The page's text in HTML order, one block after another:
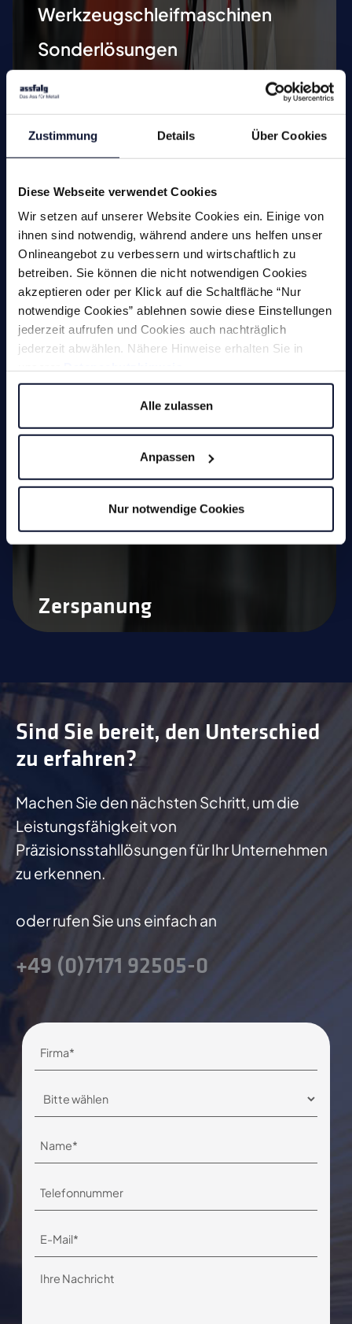
Zustimmung Details Über Cookies
Diese Webseite verwendet Cookies
Wir setzen auf unserer Website Cookies ein. Einige von
ihnen sind notwendig, während andere uns helfen unser
Onlineangebot zu verbessern und wirtschaftlich zu
betreiben. Sie können die nicht notwendigen Cookies
akzeptieren oder per Klick auf die Schaltfläche “Nur
notwendige Cookies” ablehnen sowie diese Einstellungen
jederzeit aufrufen und Cookies auch nachträglich
jederzeit abwählen. Nähere Hinweise erhalten Sie in
Alle zulassen
Anpassen
Nur notwendige Cookies
Werkzeugschleifmaschinen
Sonderlösungen
Fräsen
Bohren
Gewindewerkzeuge
Senken
Fräs- und Schleifstifte
Handentgrater
Sägen
Zerspanung
Sind Sie bereit, den Unterschied
zu erfahren?
Machen Sie den nächsten Schritt, um die
Leistungsfähigkeit von
Präzisionsstahllösungen für Ihr Unternehmen
zu erkennen.
oder rufen Sie uns einfach an
+49 (0)7171 92505-0